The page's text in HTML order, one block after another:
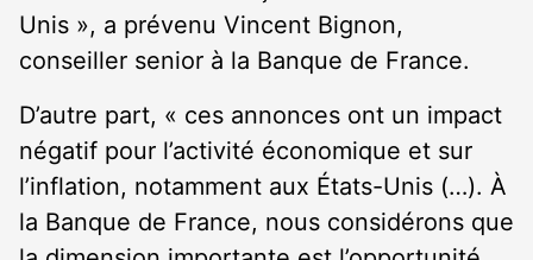
Unis », a prévenu Vincent Bignon,
conseiller senior à la Banque de France.
D’autre part, « ces annonces ont un impact
négatif pour l’activité économique et sur
l’inflation, notamment aux États-Unis (…). À
la Banque de France, nous considérons que